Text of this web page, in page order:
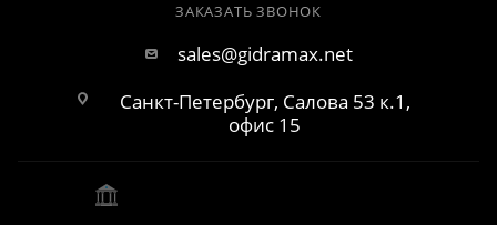
ЗАКАЗАТЬ ЗВОНОК
sales@gidramax.net
Санкт-Петербург, Салова 53 к.1,
офис 15